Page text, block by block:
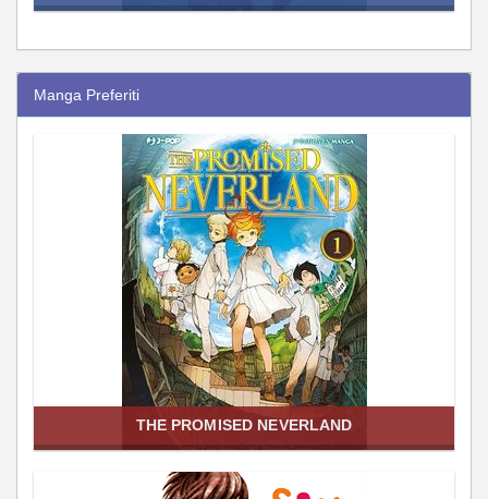
Manga Preferiti
THE PROMISED NEVERLAND